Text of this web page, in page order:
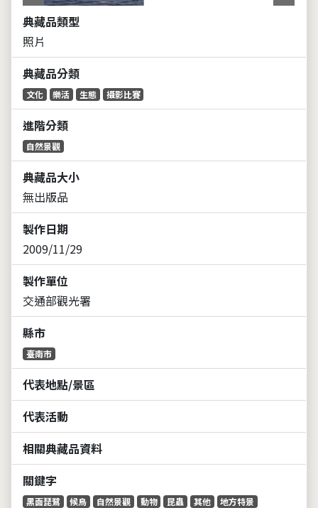
典藏品類型
照片
典藏品分類
文化 樂活 生態 攝影比賽
進階分類
自然景觀
典藏品大小
無出版品
製作日期
2009/11/29
製作單位
交通部觀光署
縣市
臺南市
代表地點/景區
代表活動
相關典藏品資料
關鍵字
黑面琵鷺 候鳥 自然景觀 動物 昆蟲 其他
地方特景